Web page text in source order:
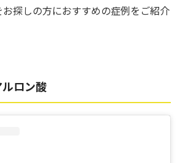
探しの方におすすめの症例をご紹介
ロン酸